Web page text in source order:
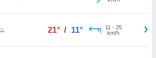
21° / 11° 11 - 25
km/h